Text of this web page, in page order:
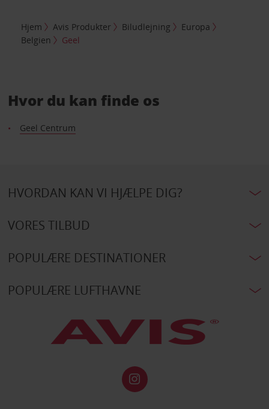
Hjem Avis Produkter Biludlejning
Europa
Belgien
Geel
Hvor du kan finde os
Geel Centrum
HVORDAN KAN VI HJÆLPE DIG?
VORES TILBUD
POPULÆRE DESTINATIONER
POPULÆRE LUFTHAVNE